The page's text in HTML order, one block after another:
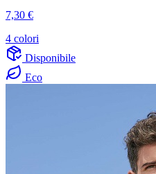
7,30 €
4 colori
Disponibile
Eco